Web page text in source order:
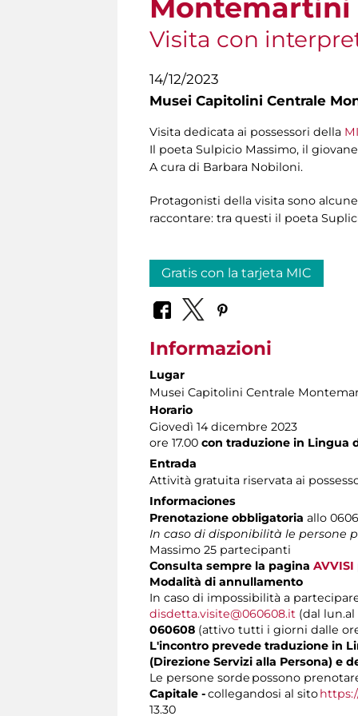
Montemartini
Visita con
14/12/2023
Musei Capitolini Centrale
Visita dedicata ai possessori della
Il poeta Sulpicio Massimo, il
A cura di Barbara Nobiloni.
Protagonisti della visita sono
raccontare: tra questi il poeta
Gratis con la tarjeta MIC
Informazioni
Lugar
Musei Capitolini Centrale
Horario
Giovedì 14 dicembre 2023
ore 17.00 con traduzione in Lingua
Entrada
Attività gratuita riservata ai
Informaciones
Prenotazione obbligatoria allo
In caso di disponibilità le persone
Massimo 25 partecipanti
Consulta sempre la pagina AVVISI
Modalità di annullamento
In caso di impossibilità a
disdetta.visite@060608.it (dal lun.al
060608 (attivo tutti i giorni dalle ore
L'incontro prevede traduzione in
(Direzione Servizi alla Persona) e
Le persone sorde possono
Capitale -collegandosi al sito
13.30